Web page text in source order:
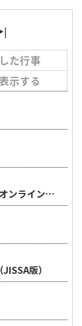
た行事
示する
ンライン技
版）